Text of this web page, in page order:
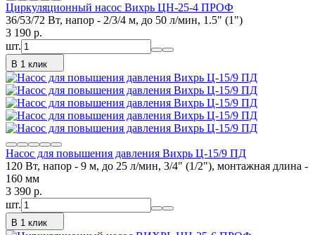
Циркуляционный насос Вихрь ЦН-25-4 ПРОФ
36/53/72 Вт, напор - 2/3/4 м, до 50 л/мин, 1.5" (1")
3 190 p.
шт.
В 1 клик
Насос для повышения давления Вихрь Ц-15/9 ПД
120 Вт, напор - 9 м, до 25 л/мин, 3/4" (1/2"), монтажная длина -
160 мм
3 390 p.
шт.
В 1 клик